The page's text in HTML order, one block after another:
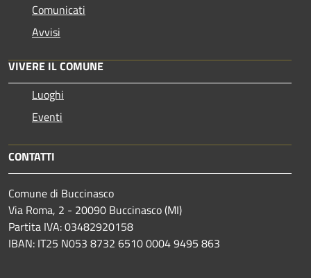
Comunicati
Avvisi
VIVERE IL COMUNE
Luoghi
Eventi
CONTATTI
Comune di Buccinasco
Via Roma, 2 - 20090 Buccinasco (MI)
Partita IVA: 03482920158
IBAN: IT25 N053 8732 6510 0004 9495 863